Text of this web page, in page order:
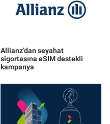
Allianz’dan seyahat
sigortasına eSIM destekli
kampanya